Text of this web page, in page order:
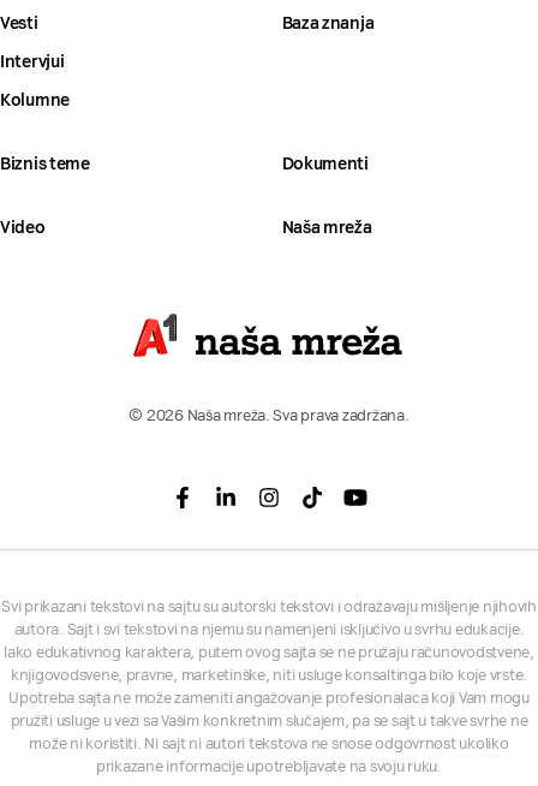
Vesti
Intervjui
Kolumne
Baza znanja
Biznis teme Dokumenti
Video Naša mreža
© 2026 Naša mreža. Sva prava zadržana.
Facebook
LinkedinInstagram
TiktokYoutube
Svi prikazani tekstovi na sajtu su autorski tekstovi i odražavaju mišljenje njihovih
autora. Sajt i svi tekstovi na njemu su namenjeni isključivo u svrhu edukacije.
Iako edukativnog karaktera, putem ovog sajta se ne pružaju računovodstvene,
knjigovodsvene, pravne, marketinške, niti usluge konsaltinga bilo koje vrste.
Upotreba sajta ne može zameniti angažovanje profesionalaca koji Vam mogu
pružiti usluge u vezi sa Vašim konkretnim slučajem, pa se sajt u takve svrhe ne
može ni koristiti. Ni sajt ni autori tekstova ne snose odgovrnost ukoliko
prikazane informacije upotrebljavate na svoju ruku.